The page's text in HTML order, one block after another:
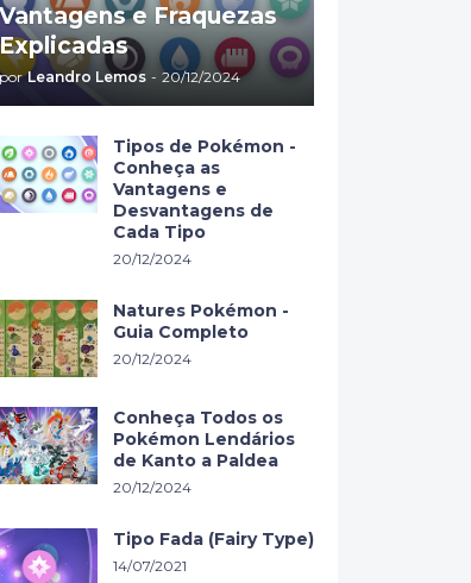
Vantagens e Fraquezas
Explicadas
por Leandro Lemos - 20/12/2024
Tipos de Pokémon -
Conheça as
Vantagens e
Desvantagens de
Cada Tipo
20/12/2024
Natures Pokémon -
Guia Completo
20/12/2024
Conheça Todos os
Pokémon Lendários
de Kanto a Paldea
20/12/2024
Tipo Fada (Fairy Type)
14/07/2021